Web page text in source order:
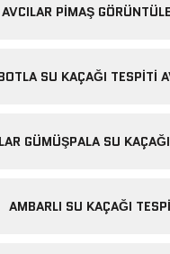
AVCILAR PIMAŞ
SU KAÇAĞI TESPITI
GÜMÜŞPALA SU
AMBARLI SU KAÇAĞI